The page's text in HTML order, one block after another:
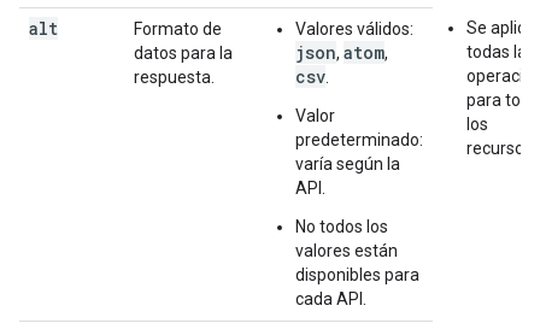
alt
Formato de
datos para la
respuesta.
Valores válidos:
json, atom,
csv
Valor
predeterminado:
varía según la
API.
No todos los
valores están
disponibles para
cada API.
Se aplica
todas las
para
los
recursos.